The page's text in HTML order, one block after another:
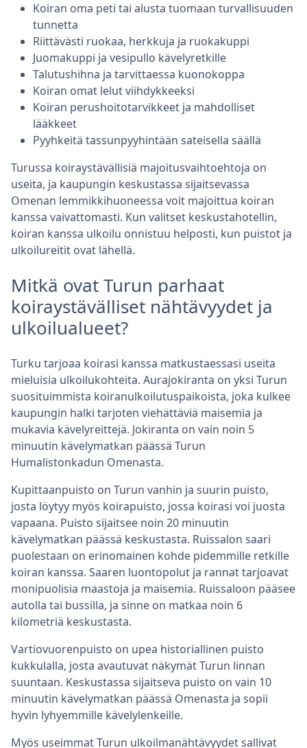
Koiran oma peti tai alusta tuomaan turvallisuuden
tunnetta
Riittävästi ruokaa, herkkuja ja ruokakuppi
Juomakuppi ja vesipullo kävelyretkille
Talutushihna ja tarvittaessa kuonokoppa
Koiran omat lelut viihdykkeeksi
Koiran perushoitotarvikkeet ja mahdolliset
lääkkeet
Pyyhkeitä tassunpyyhintään sateisella säällä
Turussa koiraystävällisiä majoitusvaihtoehtoja on
useita, ja kaupungin keskustassa sijaitsevassa
Omenan lemmikkihuoneessa voit majoittua koiran
kanssa vaivattomasti. Kun valitset keskustahotellin,
koiran kanssa ulkoilu onnistuu helposti, kun puistot ja
ulkoilureitit ovat lähellä.
Mitkä ovat Turun parhaat
koiraystävälliset nähtävyydet ja
ulkoilualueet?
Turku tarjoaa koirasi kanssa matkustaessasi useita
mieluisia ulkoilukohteita. Aurajokiranta on yksi Turun
suosituimmista koiranulkoilutuspaikoista, joka kulkee
kaupungin halki tarjoten viehättäviä maisemia ja
mukavia kävelyreittejä. Jokiranta on vain noin 5
minuutin kävelymatkan päässä Turun
Humalistonkadun Omenasta.
Kupittaanpuisto on Turun vanhin ja suurin puisto,
josta löytyy myös koirapuisto, jossa koirasi voi juosta
vapaana. Puisto sijaitsee noin 20 minuutin
kävelymatkan päässä keskustasta. Ruissalon saari
puolestaan on erinomainen kohde pidemmille retkille
koiran kanssa. Saaren luontopolut ja rannat tarjoavat
monipuolisia maastoja ja maisemia. Ruissaloon pääsee
autolla tai bussilla, ja sinne on matkaa noin 6
kilometriä keskustasta.
Vartiovuorenpuisto on upea historiallinen puisto
kukkulalla, josta avautuvat näkymät Turun linnan
suuntaan. Keskustassa sijaitseva puisto on vain 10
minuutin kävelymatkan päässä Omenasta ja sopii
hyvin lyhyemmille kävelylenkeille.
Myös useimmat Turun ulkoilmanähtävyydet sallivat